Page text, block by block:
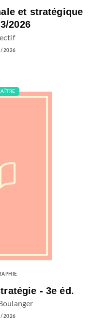
et stratégique
2026
2026
- 3e éd.
2026